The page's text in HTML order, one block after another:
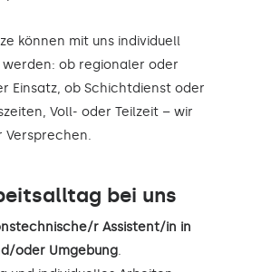
können mit uns individuell
ob regionaler oder
Einsatz, ob Schichtdienst oder
Voll- oder Teilzeit – wir
Versprechen.
bei uns
r Assistent/in in
oder Umgebung.